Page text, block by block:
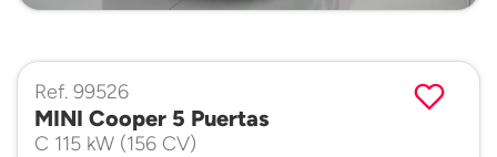
Ref. 99526
MINI Cooper 5 Puertas
C 115 kW (156 CV)